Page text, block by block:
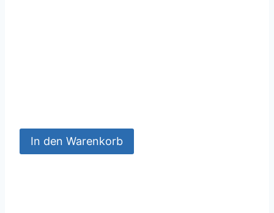
In den Warenkorb